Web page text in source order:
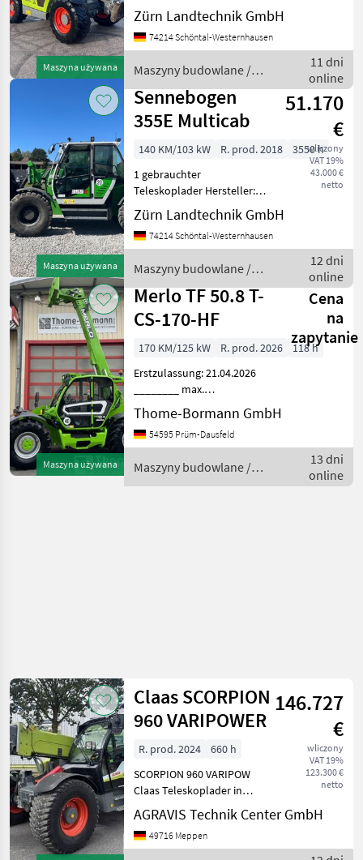
Maszyna używana
Teleskoplader 7040 Baujahr
2017 mit 9275
Betriebsstunden. - 4, 1L 4
von Deutz - Maximale Hu
Zürn Landtechnik GmbH
74214 Schöntal-Westernhausen
Maszyny budowlane /
Claas
11 dni
online
Maszyna używana
Sennebogen
355E Multicab
51.170
€
wliczony
VAT 19%
43.000 €
netto
140 KM/103 kW R. prod. 2018
3550 h
1 gebrauchter
Teleskoplader Hersteller:
Sennebogen (Made in
Germany) Modell: 355 E
Baujahr: 2018
Seriennummer: 35501004
Betriebsgewicht:
Zürn Landtechnik GmbH
74214 Schöntal-Westernhausen
Maszyny budowlane /
Sennebogen
12 dni
online
Maszyna używana
Merlo TF 50.8 T-
CS-170-HF
Cena
na
zapytanie
170 KM/125 kW R. prod. 2026
118 h
Erstzulassung: 21.04.2026
________ max.
Tragfähigkeit: 5.000 kg max.
Hubhöhe: 7.800 mm max.
Ausladung: 4.200 mm
4.870 mm Breite: 2.350 -
2.53
Thome-Bormann GmbH
54595 Prüm-Dausfeld
Maszyny budowlane /
Merlo
13 dni
online
Claas SCORPION
960 VARIPOWER
146.727
€
wliczony
VAT 19%
123.300 €
netto
R. prod. 2024
660 h
SCORPION 960 VARIPOW
Claas Teleskoplader in
Serienausstattung Maszyny
budowlane Ładowarki
teleskopowe
AGRAVIS Technik Center GmbH
49716 Meppen